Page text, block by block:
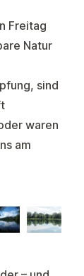
Freitag
Natur
sind
waren
am